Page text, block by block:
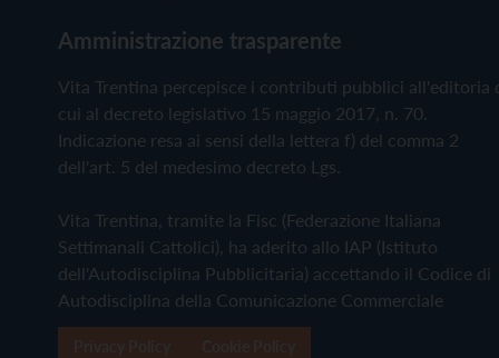
Amministrazione trasparente
Vita Trentina percepisce i contributi pubblici all'editoria
cui al decreto legislativo 15 maggio 2017, n. 70.
Indicazione resa ai sensi della lettera f) del comma 2
dell'art. 5 del medesimo decreto Lgs.
Vita Trentina, tramite la Fisc (Federazione Italiana
Settimanali Cattolici), ha aderito allo IAP (Istituto
dell'Autodisciplina Pubblicitaria) accettando il Codice di
Autodisciplina della Comunicazione Commerciale